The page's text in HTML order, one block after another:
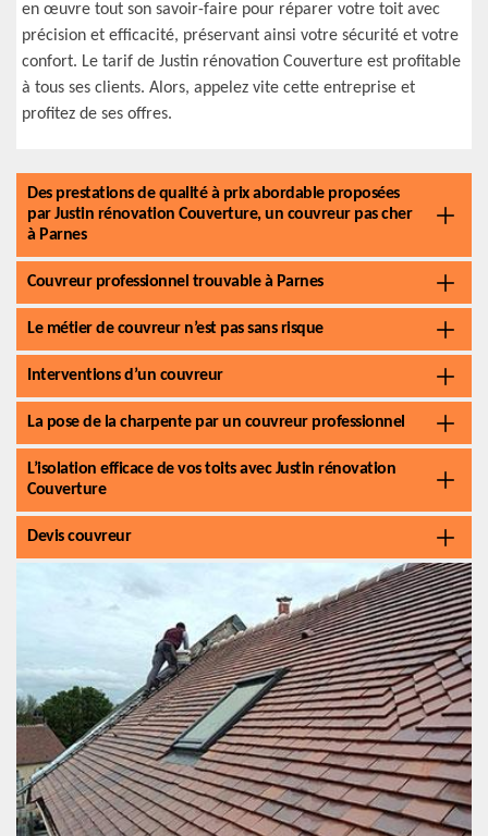
en œuvre tout son savoir-faire pour réparer votre toit avec
précision et efficacité, préservant ainsi votre sécurité et votre
confort. Le tarif de Justin rénovation Couverture est profitable
à tous ses clients. Alors, appelez vite cette entreprise et
profitez de ses offres.
Des prestations de qualité à prix abordable proposées
par Justin rénovation Couverture, un couvreur pas cher
à Parnes
Couvreur professionnel trouvable à Parnes
Le métier de couvreur n’est pas sans risque
Interventions d’un couvreur
La pose de la charpente par un couvreur professionnel
L’isolation efficace de vos toits avec Justin rénovation
Couverture
Devis couvreur